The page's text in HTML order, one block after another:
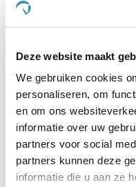
Deze website maakt
We gebruiken cookies
personaliseren, om
en om ons
informatie over uw
partners voor social
partners kunnen deze
informatie die u aan ze
Dursy Dog en ervaar
zorgvuldig
precies wat wij bieden.
Wat maakt De
de markt voor
De Paardendrogist
toewijding aan
gezondheidszorg van
ervaring en een